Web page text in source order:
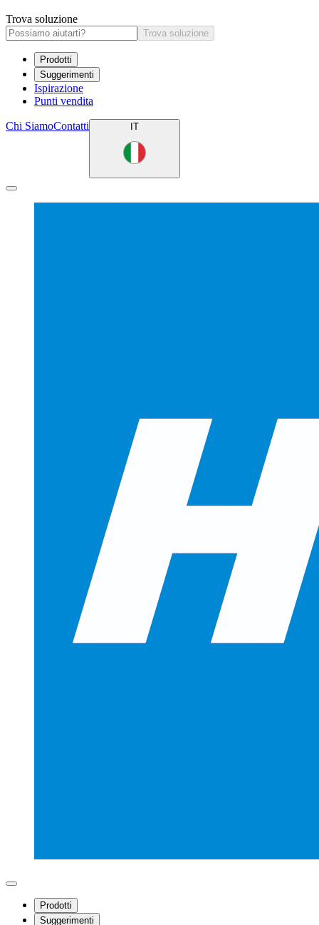
Trova soluzione
Trova soluzione
Prodotti
Suggerimenti
Ispirazione
Punti vendita
Chi SiamoContatti IT
Prodotti
Suggerimenti